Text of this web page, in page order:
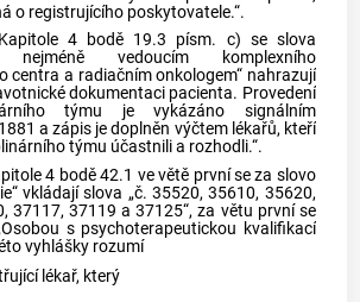
o registrujícího poskytovatele.“.
4 bodě 19.3 písm. c) se slova
nejméně vedoucím komplexního
centra a radiačním onkologem“ nahrazují
dokumentaci pacienta. Provedení
týmu je vykázáno signálním
a zápis je doplněn výčtem lékařů, kteří
týmu účastnili a rozhodli.“.
4 bodě 42.1 ve větě první se za slovo
vkládají slova „č. 35520, 35610, 35620,
37117, 37119 a 37125“, za větu první se
s psychoterapeutickou kvalifikací
vyhlášky rozumí
lékař, který